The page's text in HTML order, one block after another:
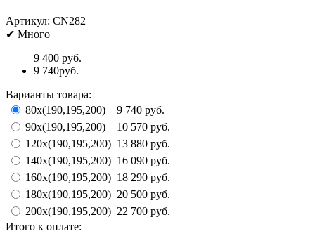
Артикул: CN282
✔ Много
9 400 руб.
9 740руб.
Варианты товара:
80х(190,195,200)
9 740 руб.
90х(190,195,200)
10 570 руб.
120х(190,195,200) 13 880 руб.
140х(190,195,200) 16 090 руб.
160х(190,195,200) 18 290 руб.
180х(190,195,200) 20 500 руб.
200х(190,195,200) 22 700 руб.
Итого к оплате: